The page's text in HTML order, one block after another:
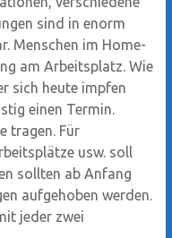
sind in enorm
Menschen im Home-
am Arbeitsplatz. Wie
sich heute impfen
einen Termin.
tragen. Für
usw. soll
sollten ab Anfang
aufgehoben werden.
jeder zwei